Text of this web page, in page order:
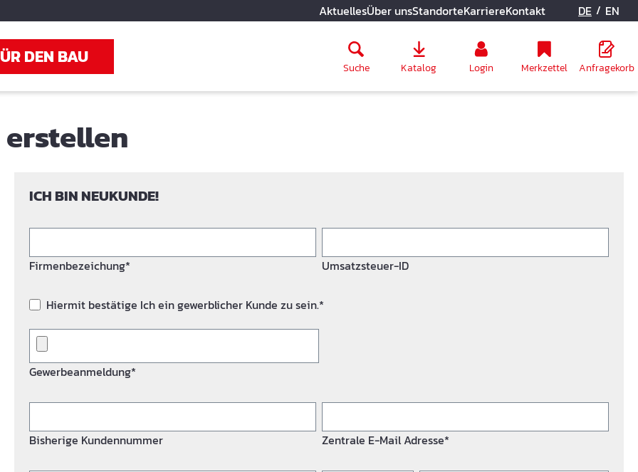
AktuellesÜber unsStandorteKarriereKontakt DE / EN
DEN BAU Suche Katalog Login Merkzettel Anfragekorb
ICH BIN NEUKUNDE!
Firmenbezeichung* Umsatzsteuer-ID
Hiermit bestätige Ich ein gewerblicher Kunde zu sein.*
Gewerbeanmeldung*
Bisherige Kundennummer Zentrale E-Mail Adresse*